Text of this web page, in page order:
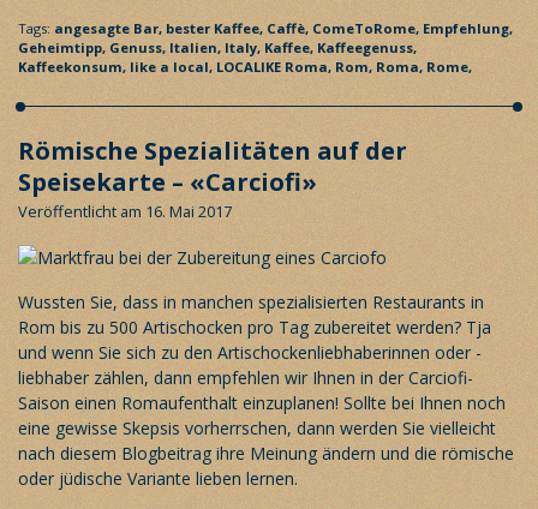
Tags: angesagte Bar, bester Kaffee, Caffè, ComeToRome, Empfehlung,
Geheimtipp, Genuss, Italien, Italy, Kaffee, Kaffeegenuss,
Kaffeekonsum, like a local, LOCALIKE Roma, Rom, Roma, Rome,
Römische Spezialitäten auf der
Speisekarte – «Carciofi»
Veröffentlicht am 16. Mai 2017
Wussten Sie, dass in manchen spezialisierten Restaurants in
Rom bis zu 500 Artischocken pro Tag zubereitet werden? Tja
und wenn Sie sich zu den Artischockenliebhaberinnen oder -
liebhaber zählen, dann empfehlen wir Ihnen in der Carciofi-
Saison einen Romaufenthalt einzuplanen! Sollte bei Ihnen noch
eine gewisse Skepsis vorherrschen, dann werden Sie vielleicht
nach diesem Blogbeitrag ihre Meinung ändern und die römische
oder jüdische Variante lieben lernen.